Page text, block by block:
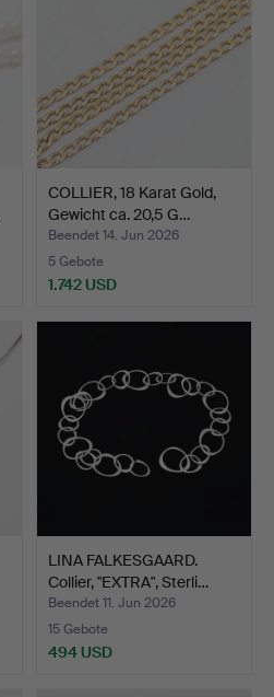
COLLIER, 18 Karat Gold,
Gewicht ca. 20,5 G…
Beendet 14. Jun 2026
5 Gebote
1.742 USD
LINA FALKESGAARD.
Collier, "EXTRA", Sterli…
Beendet 11. Jun 2026
15 Gebote
494 USD